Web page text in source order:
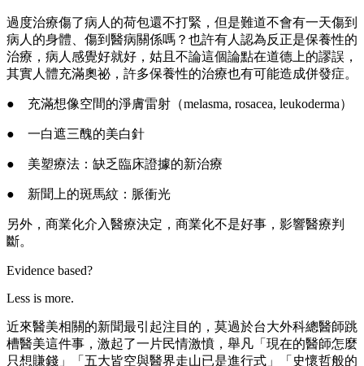
過度治療傷了病人的荷包還不打緊，但是難道不會有一天傷到
病人的身體、傷到醫病關係嗎？也許有人認為反正是保養性的
治療，病人感覺好就好，姑且不論這個論點在道德上的謬誤，
其實人體充滿奧祕，許多保養性的治療也有可能造成併發症。
● 充滿想像空間的淨膚雷射（melasma, rosacea, leukoderma）
● 一白遮三醜的美白針
● 美塑療法：缺乏臨床證據的新治療
● 新聞上的斑馬紋：脈衝光
另外，商業化介入醫療決定，商業化不是好事，影響醫療判
斷。
Evidence based?
Less is more.
近來醫美相關的新聞最引起注目的，莫過於台大外科總醫師跳
槽醫美這件事，激起了一片民情激憤，舉凡「現在的醫師怎麼
只想賺錢」「五大皆空與醫界走山已是進行式」「史懷哲般的